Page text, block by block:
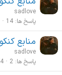
sadlove
پاسخ ها 14
منابع
sadlove
پاسخ ها 2